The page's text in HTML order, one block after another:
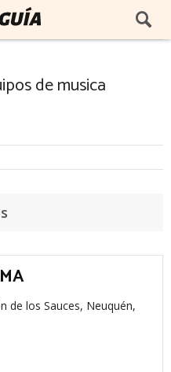
de musica
de los Sauces, Neuquén,